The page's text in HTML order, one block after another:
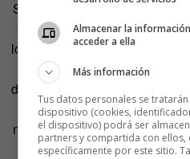
Si tuviera que recomendar
buenas escritas por mujeres
los lógicos bodrios que
claramente por Petra
distancias, el equivalente
su Carvalho, creando un
mantiene a lo largo de varias
las autoras que no
Almacenar la
acceder a ella
Más información
Tus datos personales se
dispositivo (cookies,
el dispositivo) podrá ser
partners y compartida con ellos,
específicamente por este sitio.